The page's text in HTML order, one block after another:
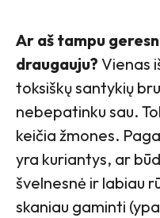
Ar aš tampu
draugauju? Vienas
toksiškų santykių
nebepatinku sau.
keičia žmones.
yra kuriantys, ar
švelnesnė ir labiau
skaniau gaminti